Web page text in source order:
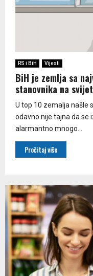
RS i BiH Vijesti
BiH je zemlja sa
stanovnika na
U top 10 zemalja našle
odavno nije tajna da se
alarmantno mnogo...
Pročitaj više